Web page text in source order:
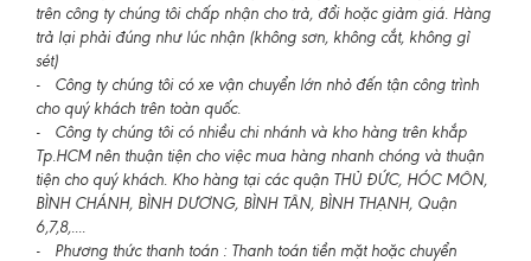
trên công ty chúng tôi chấp nhận cho trả, đổi hoặc giảm giá. Hàng
trả lại phải đúng như lúc nhận (không sơn, không cắt, không gỉ
sét)
- Công ty chúng tôi có xe vận chuyển lớn nhỏ đến tận công trình
cho quý khách trên toàn quốc.
- Công ty chúng tôi có nhiều chi nhánh và kho hàng trên khắp
Tp.HCM nên thuận tiện cho việc mua hàng nhanh chóng và thuận
tiện cho quý khách. Kho hàng tại các quận THỦ ĐỨC, HÓC MÔN,
BÌNH CHÁNH, BÌNH DƯƠNG, BÌNH TÂN, BÌNH THẠNH, Quận
6,7,8,....
- Phương thức thanh toán : Thanh toán tiền mặt hoặc chuyển